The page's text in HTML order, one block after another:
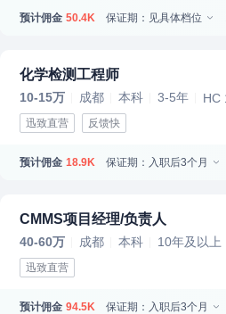
预计佣金 50.4K 保证期：见具体档位
化学检测工程师
10-15万 成都 本科 3-5年 HC
迅致直营 反馈快
预计佣金 18.9K 保证期：入职后3个月
CMMS项目经理/负责人
40-60万 成都 本科 10年及以上
迅致直营
预计佣金 94.5K 保证期：入职后3个月